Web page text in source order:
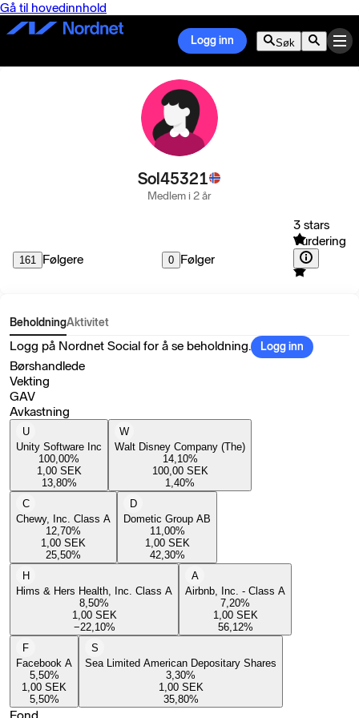
Gå til hovedinnhold
Logg inn Søk
Sol45321
Medlem i 2 år
161 Følgere 0 Følger
3 stars
Vurdering
BeholdningAktivitet
Logg på Nordnet Social for å se beholdning. Logg inn
Børshandlede
Vekting
GAV
Avkastning
U
Unity Software Inc
100,00%
1,00 SEK
13,80%
W
Walt Disney Company (The)
14,10%
100,00 SEK
1,40%
C
Chewy, Inc. Class A
12,70%
1,00 SEK
25,50%
D
Dometic Group AB
11,00%
1,00 SEK
42,30%
H
Hims & Hers Health, Inc. Class A
8,50%
1,00 SEK
−22,10%
A
Airbnb, Inc. - Class A
7,20%
1,00 SEK
56,12%
F
Facebook A
5,50%
1,00 SEK
5,50%
S
Sea Limited American Depositary Shares
3,30%
1,00 SEK
35,80%